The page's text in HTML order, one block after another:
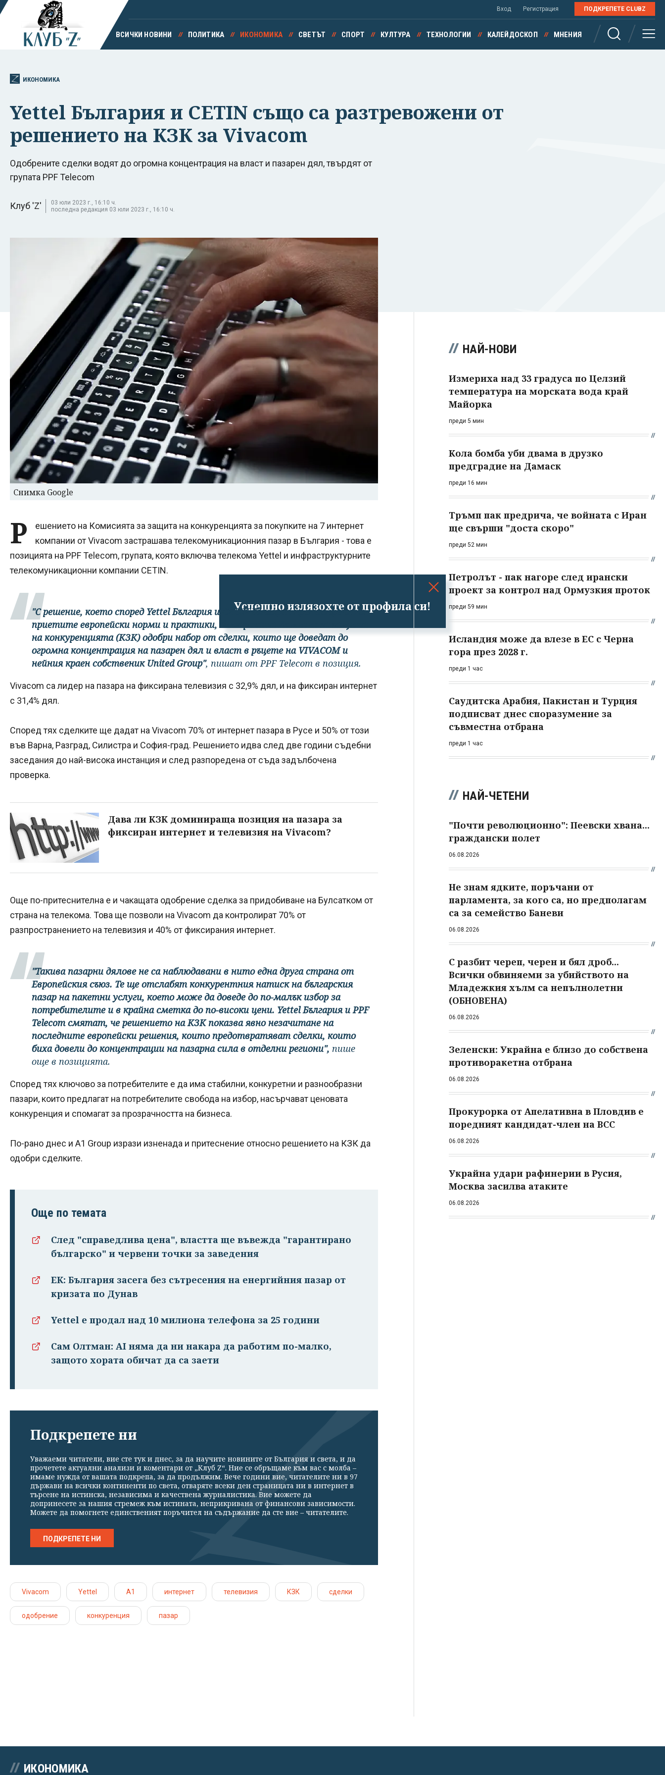
Успешно излязохте от профила си!
Вход Регистрация ПОДКРЕПЕТЕ CLUBZ
ВСИЧКИ НОВИНИ ПОЛИТИКА ИКОНОМИКА СВЕТЪТ СПОРТ КУЛТУРА ТЕХНОЛОГИИ КАЛЕЙДОСКОП МНЕНИЯ
ИКОНОМИКА
Yettel България и CETIN също са разтревожени от
решението на КЗК за Vivacom
Одобрените сделки водят до огромна концентрация на власт и пазарен дял, твърдят от
групата PPF Telecom
Клуб 'Z'
03 юли 2023 г., 16:10 ч.
последна редакция 03 юли 2023 г., 16:10 ч.
Снимка Google
Р
ешението на Комисията за защита на конкуренцията за покупките на 7 интернет
компании от Vivacom застрашава телекомуникационния пазар в България - това е
позицията на PPF Telecom, групата, която включва телекома Yettel и инфраструктурните
телекомуникационни компании CETIN.
"С решение, което според Yettel България и CETIN България противоречи на
приетите европейски норми и практики, българската Комисия за защита
на конкуренцията (КЗК) одобри набор от сделки, които ще доведат до
огромна концентрация на пазарен дял и власт в ръцете на VIVACOM и
нейния краен собственик United Group", пишат от PPF Telecom в позиция.
Vivacom са лидер на пазара на фиксирана телевизия с 32,9% дял, и на фиксиран интернет
с 31,4% дял.
Според тях сделките ще дадат на Vivacom 70% от интернет пазара в Русе и 50% от този
във Варна, Разград, Силистра и София-град. Решението идва след две години съдебни
заседания до най-висока инстанция и след разпоредена от съда задълбочена
проверка.
Дава ли КЗК доминираща позиция на пазара за
фиксиран интернет и телевизия на Vivacom?
Още по-притеснителна е и чакащата одобрение сделка за придобиване на Булсатком от
страна на телекома. Това ще позволи на Vivacom да контролират 70% от
разпространението на телевизия и 40% от фиксирания интернет.
"Такива пазарни дялове не са наблюдавани в нито една друга страна от
Европейския съюз. Те ще отслабят конкурентния натиск на българския
пазар на пакетни услуги, което може да доведе до по-малък избор за
потребителите и в крайна сметка до по-високи цени. Yettel България и PPF
Telecom смятат, че решението на КЗК показва явно незачитане на
последните европейски решения, които предотвратяват сделки, които
биха довели до концентрации на пазарна сила в отделни региони", пише
още в позицията.
Според тях ключово за потребителите е да има стабилни, конкуретни и разнообразни
пазари, които предлагат на потребителите свобода на избор, насърчават ценовата
конкуренция и спомагат за прозрачността на бизнеса.
По-рано днес и A1 Group изрази изненада и притеснение относно решението на КЗК да
одобри сделките.
Още по темата
След "справедлива цена", властта ще въвежда "гарантирано
българско" и червени точки за заведения
ЕК: България засега без сътресения на енергийния пазар от
кризата по Дунав
Yettel е продал над 10 милиона телефона за 25 години
Сам Олтман: AI няма да ни накара да работим по-малко,
защото хората обичат да са заети
Подкрепете ни
Уважаеми читатели, вие сте тук и днес, за да научите новините от България и света, и да
прочетете актуални анализи и коментари от „Клуб Z“. Ние се обръщаме към вас с молба –
имаме нужда от вашата подкрепа, за да продължим. Вече години вие, читателите ни в 97
държави на всички континенти по света, отваряте всеки ден страницата ни в интернет в
търсене на истинска, независима и качествена журналистика. Вие можете да
допринесете за нашия стремеж към истината, неприкривана от финансови зависимости.
Можете да помогнете единственият поръчител на съдържание да сте вие – читателите.
ПОДКРЕПЕТЕ НИ
Vivacom Yettel A1 интернет телевизия КЗК сделки
одобрение конкуренция пазар
НАЙ-НОВИ
Измериха над 33 градуса по Целзий
температура на морската вода край
Майорка
преди 5 мин
Кола бомба уби двама в друзко
предградие на Дамаск
преди 16 мин
Тръмп пак предрича, че войната с Иран
ще свърши "доста скоро"
преди 52 мин
Петролът - пак нагоре след ирански
проект за контрол над Ормузкия проток
преди 59 мин
Исландия може да влезе в ЕС с Черна
гора през 2028 г.
преди 1 час
Саудитска Арабия, Пакистан и Турция
подписват днес споразумение за
съвместна отбрана
преди 1 час
НАЙ-ЧЕТЕНИ
"Почти революционно": Пеевски хвана...
граждански полет
06.08.2026
Не знам ядките, поръчани от
парламента, за кого са, но предполагам
са за семейство Баневи
06.08.2026
С разбит череп, черен и бял дроб...
Всички обвиняеми за убийството на
Младежкия хълм са непълнолетни
(ОБНОВЕНА)
06.08.2026
Зеленски: Украйна е близо до собствена
противоракетна отбрана
06.08.2026
Прокурорка от Апелативна в Пловдив е
поредният кандидат-член на ВСС
06.08.2026
Украйна удари рафинерии в Русия,
Москва засилва атаките
06.08.2026
ИКОНОМИКА